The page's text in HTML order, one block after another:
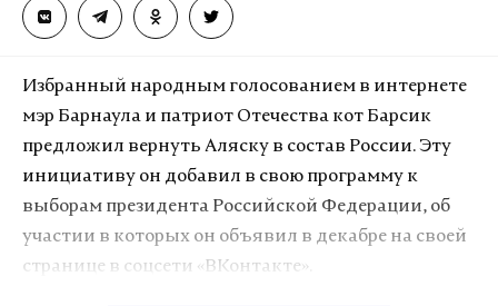
Избранный народным голосованием в интернете
мэр Барнаула и патриот Отечества кот Барсик
предложил вернуть Аляску в состав России. Эту
инициативу он добавил в свою программу к
выборам президента Российской Федерации, об
участии в которых он объявил в декабре на своей
странице в соцсети «ВКонтакте».